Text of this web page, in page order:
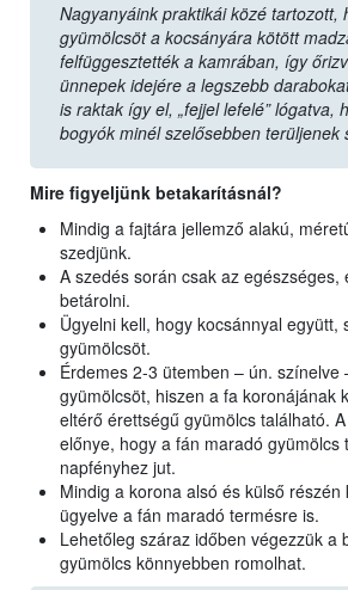
Nagyanyáink praktikái közé tartozott,
gyümölcsöt a kocsányára kötött
felfüggesztették a kamrában, így
ünnepek idejére a legszebb
is raktak így el, „fejjel lefelé” lógatva,
bogyók minél szelősebben terüljenek
Mire figyeljünk betakarításnál?
Mindig a fajtára jellemző alakú,
szedjünk.
A szedés során csak az
betárolni.
Ügyelni kell, hogy kocsánnyal együtt,
gyümölcsöt.
Érdemes 2-3 ütemben – ún. színelve
gyümölcsöt, hiszen a fa koronájának
eltérő érettségű gyümölcs található.
előnye, hogy a fán maradó gyümölcs
napfényhez jut.
Mindig a korona alsó és külső részén
ügyelve a fán maradó termésre is.
Lehetőleg száraz időben végezzük a
gyümölcs könnyebben romolhat.